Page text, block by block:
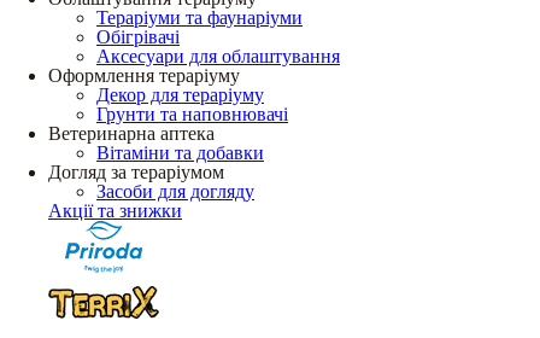
Тераріуми та фаунаріуми
Обігрівачі
Аксесуари для облаштування
Оформлення тераріуму
Декор для тераріуму
Грунти та наповнювачі
Ветеринарна аптека
Вітаміни та добавки
Догляд за тераріумом
Засоби для догляду
Акції та знижки